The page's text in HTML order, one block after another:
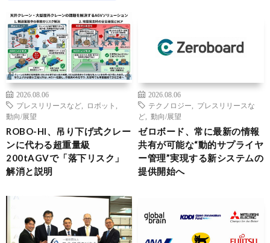
2026.08.06
プレスリリースなど
ロボット
動向/展望
ROBO-HI、吊り下げ式クレー
ンに代わる超重量級
200tAGVで「落下リスク」
解消と説明
2026.08.06
テクノロジー
プレスリリースな
ど
動向/展望
ゼロボード、常に最新の情報
共有が可能な“動的サプライヤ
ー管理”実現する新システムの
提供開始へ